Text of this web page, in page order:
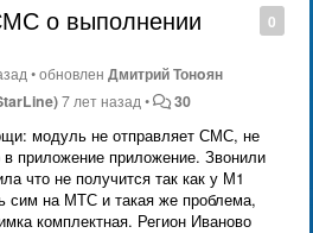
0
о выполнении
•обновленДмитрий Тонoян
7 лет назад • 30
модуль не отправляет СМС, не
в приложение приложение. Звонили
что не получится так как у М1
сим на МТС и такая же проблема,
комплектная. Регион Иваново